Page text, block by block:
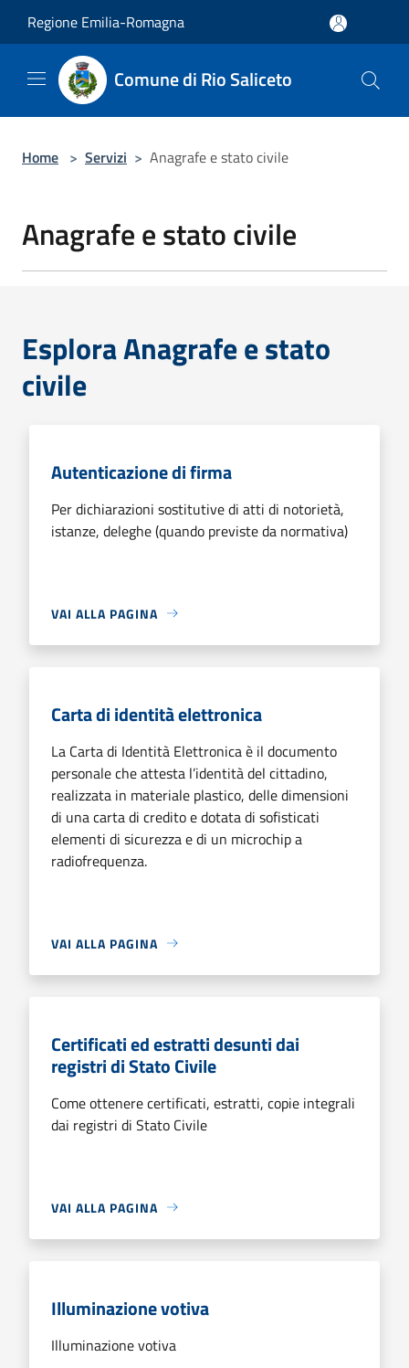
Regione Emilia-Romagna
Comune di Rio Saliceto
Home > Servizi > Anagrafe e stato civile
Anagrafe e stato civile
Esplora Anagrafe e stato
civile
Autenticazione di firma
Per dichiarazioni sostitutive di atti di notorietà,
istanze, deleghe (quando previste da normativa)
VAI ALLA PAGINA
Carta di identità elettronica
La Carta di Identità Elettronica è il documento
personale che attesta l’identità del cittadino,
realizzata in materiale plastico, delle dimensioni
di una carta di credito e dotata di sofisticati
elementi di sicurezza e di un microchip a
radiofrequenza.
VAI ALLA PAGINA
Certificati ed estratti desunti dai
registri di Stato Civile
Come ottenere certificati, estratti, copie integrali
dai registri di Stato Civile
VAI ALLA PAGINA
Illuminazione votiva
Illuminazione votiva